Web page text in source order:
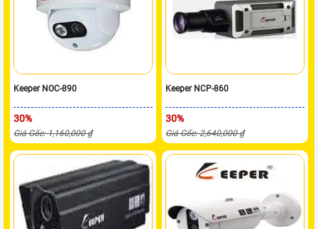
Keeper NOC-890
30%
Giá Gốc: 1,160,000 ₫
Keeper NCP-860
30%
Giá Gốc: 2,640,000 ₫